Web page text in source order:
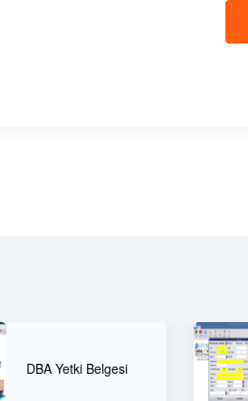
Ücretsiz Danışmanlık